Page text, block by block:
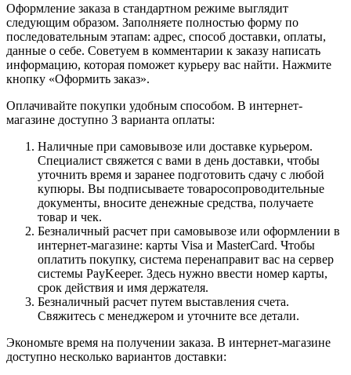
Оформление заказа в стандартном режиме выглядит
следующим образом. Заполняете полностью форму по
последовательным этапам: адрес, способ доставки, оплаты,
данные о себе. Советуем в комментарии к заказу написать
информацию, которая поможет курьеру вас найти. Нажмите
кнопку «Оформить заказ».
Оплачивайте покупки удобным способом. В интернет-
магазине доступно 3 варианта оплаты:
Наличные при самовывозе или доставке курьером.
Специалист свяжется с вами в день доставки, чтобы
уточнить время и заранее подготовить сдачу с любой
купюры. Вы подписываете товаросопроводительные
документы, вносите денежные средства, получаете
товар и чек.
Безналичный расчет при самовывозе или оформлении в
интернет-магазине: карты Visa и MasterCard. Чтобы
оплатить покупку, система перенаправит вас на сервер
системы PayKeeper. Здесь нужно ввести номер карты,
срок действия и имя держателя.
Безналичный расчет путем выставления счета.
Свяжитесь с менеджером и уточните все детали.
Экономьте время на получении заказа. В интернет-магазине
доступно несколько вариантов доставки: